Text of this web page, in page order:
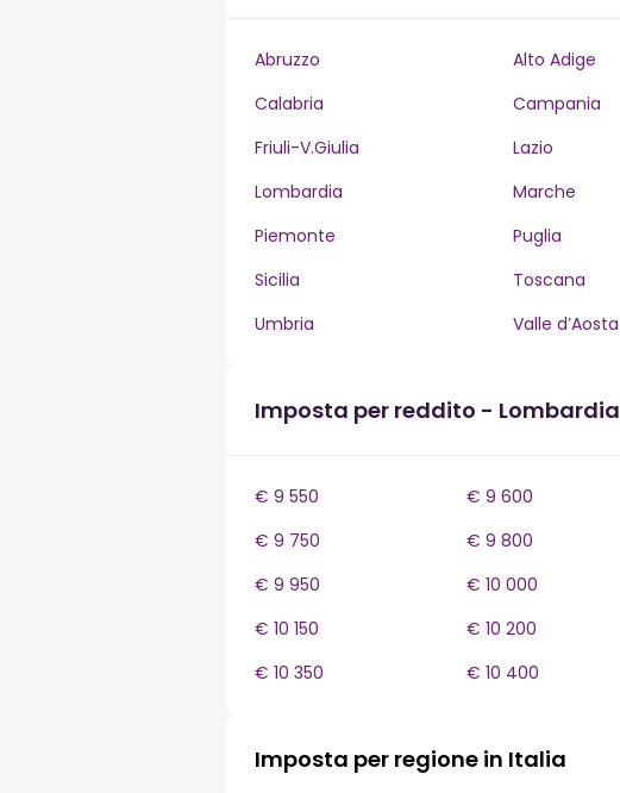
Abruzzo Alto Adige
Calabria
Campania
Friuli-V.Giulia
Lazio
Lombardia
Marche
Piemonte
Puglia
Sicilia
Toscana
Umbria
Valle d’Aosta
Imposta per reddito - Lombardia
€ 9 550 € 9 600
€ 9 750
€ 9 800
€ 9 950
€ 10 000
€ 10 150
€ 10 200
€ 10 350
€ 10 400
Imposta per regione in Italia